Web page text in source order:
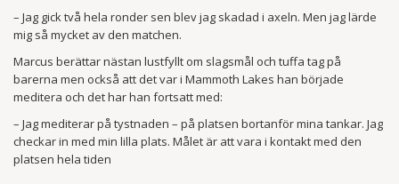
– Jag gick två hela ronder sen blev jag skadad i axeln. Men jag lärde
mig så mycket av den matchen.
Marcus berättar nästan lustfyllt om slagsmål och tuffa tag på
barerna men också att det var i Mammoth Lakes han började
meditera och det har han fortsatt med:
– Jag mediterar på tystnaden – på platsen bortanför mina tankar. Jag
checkar in med min lilla plats. Målet är att vara i kontakt med den
platsen hela tiden